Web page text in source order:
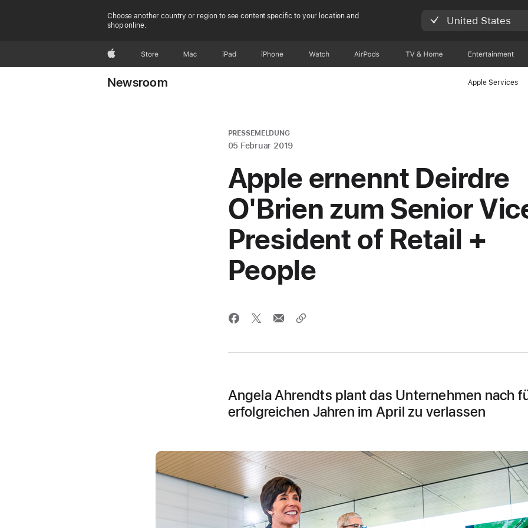
Choose another country or region to see content specific to your location and
shop online.
United States
Apple Store Mac iPad iPhone Watch AirPods TV & Home Entertainment
Newsroom Apple Services
PRESSEMELDUNG
05 Februar 2019
Apple ernennt Deirdre
O'Brien zum Senior
President of Retail +
People
Angela Ahrendts plant das Unternehmen nach
erfolgreichen Jahren im April zu verlassen